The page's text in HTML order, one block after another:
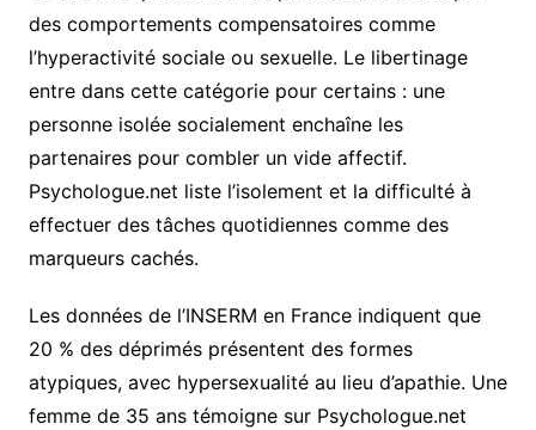
des comportements compensatoires comme
l’hyperactivité sociale ou sexuelle. Le libertinage
entre dans cette catégorie pour certains : une
personne isolée socialement enchaîne les
partenaires pour combler un vide affectif.
Psychologue.net liste l’isolement et la difficulté à
effectuer des tâches quotidiennes comme des
marqueurs cachés.
Les données de l’INSERM en France indiquent que
20 % des déprimés présentent des formes
atypiques, avec hypersexualité au lieu d’apathie. Une
femme de 35 ans témoigne sur Psychologue.net